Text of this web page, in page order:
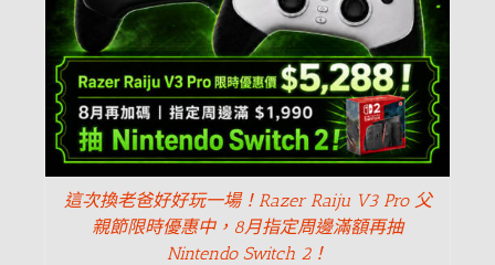
這次換老爸好好玩一場！Razer Raiju V3 Pro 父
親節限時優惠中，8月指定周邊滿額再抽
Nintendo Switch 2！